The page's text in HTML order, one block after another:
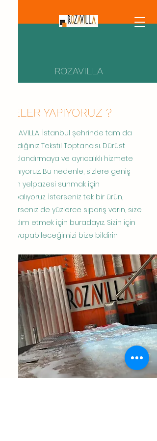
ROZAVILLA
NELER YAPIYORUZ ?
ROZAVILLA, İstanbul şehrinde tam da
aradığınız Tekstil Toptancısı. Dürüst
fiyatlandırmaya ve ayrıcalıklı hizmete
inanıyoruz. Bu nedenle, sizlere geniş
ürün yelpazesi sunmak için
çabalıyoruz. İsterseniz tek bir ürün,
isterseniz de yüzlerce sipariş verin, size
yardım etmek için buradayız. Sizin için
ne yapabileceğimizi bize bildirin.